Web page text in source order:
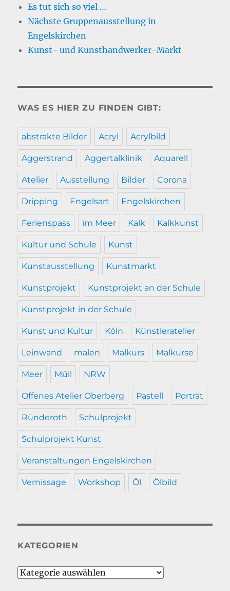
Es tut sich so viel …
Nächste Gruppenausstellung in
Engelskirchen
Kunst- und Kunsthandwerker-Markt
WAS ES HIER ZU FINDEN GIBT:
abstrakte Bilder Acryl Acrylbild
Aggerstrand Aggertalklinik Aquarell
Atelier Ausstellung Bilder Corona
Dripping Engelsart Engelskirchen
Ferienspass im Meer Kalk Kalkkunst
Kultur und Schule Kunst
Kunstausstellung Kunstmarkt
Kunstprojekt Kunstprojekt an der Schule
Kunstprojekt in der Schule
Kunst und Kultur Köln Künstleratelier
Leinwand malen Malkurs Malkurse
Meer Müll NRW
Offenes Atelier Oberberg Pastell Porträt
Ründeroth Schulprojekt
Schulprojekt Kunst
Veranstaltungen Engelskirchen
Vernissage Workshop Öl Ölbild
KATEGORIEN
Kategorien